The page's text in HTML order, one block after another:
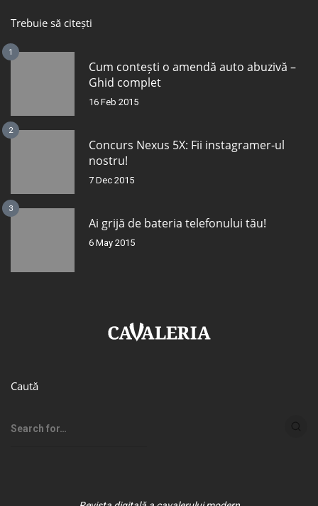
Trebuie să citești
1
Cum contești o amendă auto abuzivă –
Ghid complet
16 Feb 2015
2
Concurs Nexus 5X: Fii instagramer-ul
nostru!
7 Dec 2015
3
Ai grijă de bateria telefonului tău!
6 May 2015
Caută